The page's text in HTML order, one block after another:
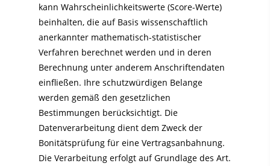
kann Wahrscheinlichkeitswerte (Score-Werte)
beinhalten, die auf Basis wissenschaftlich
anerkannter mathematisch-statistischer
Verfahren berechnet werden und in deren
Berechnung unter anderem Anschriftendaten
einfließen. Ihre schutzwürdigen Belange
werden gemäß den gesetzlichen
Bestimmungen berücksichtigt. Die
Datenverarbeitung dient dem Zweck der
Bonitätsprüfung für eine Vertragsanbahnung.
Die Verarbeitung erfolgt auf Grundlage des Art.